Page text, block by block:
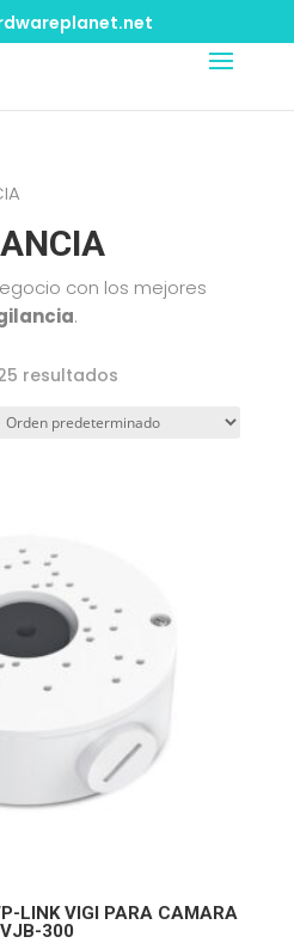
con los mejores
.
resultados
LINK VIGI PARA CAMARA
300